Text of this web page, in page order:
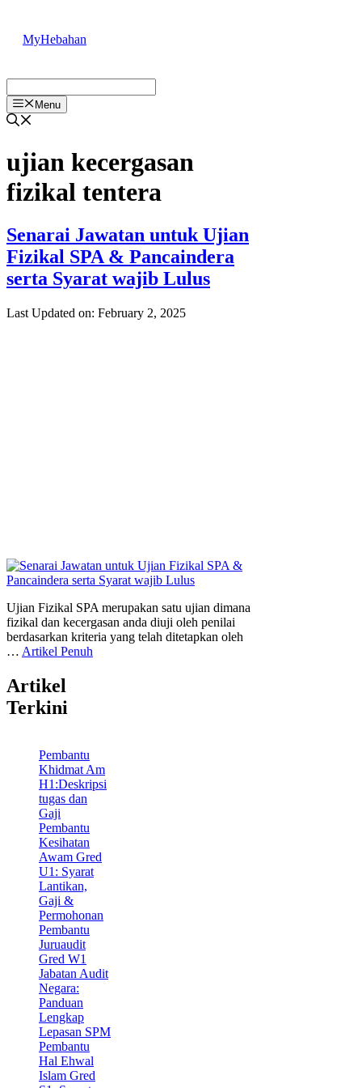
content
MyHebahan
Menu
ujian kecergasan
fizikal tentera
Senarai Jawatan untuk Ujian
Fizikal SPA & Pancaindera
serta Syarat wajib Lulus
Last Updated on: February 2, 2025
Ujian Fizikal SPA merupakan satu ujian dimana
fizikal dan kecergasan anda diuji oleh penilai
berdasarkan kriteria yang telah ditetapkan oleh
… Artikel Penuh
Artikel
Terkini
Pembantu
Khidmat Am
H1:Deskripsi
tugas dan
Gaji
Pembantu
Kesihatan
Awam Gred
U1: Syarat
Lantikan,
Gaji &
Permohonan
Pembantu
Juruaudit
Gred W1
Jabatan Audit
Negara:
Panduan
Lengkap
Lepasan SPM
Pembantu
Hal Ehwal
Islam Gred